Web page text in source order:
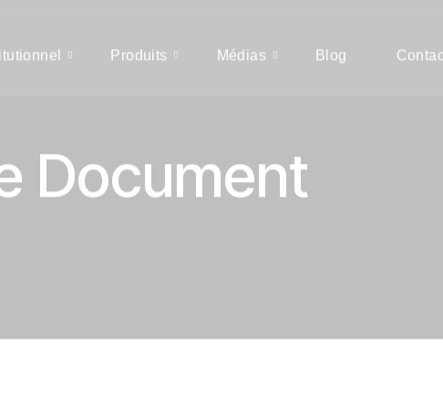
Produits Médias Blog
Document